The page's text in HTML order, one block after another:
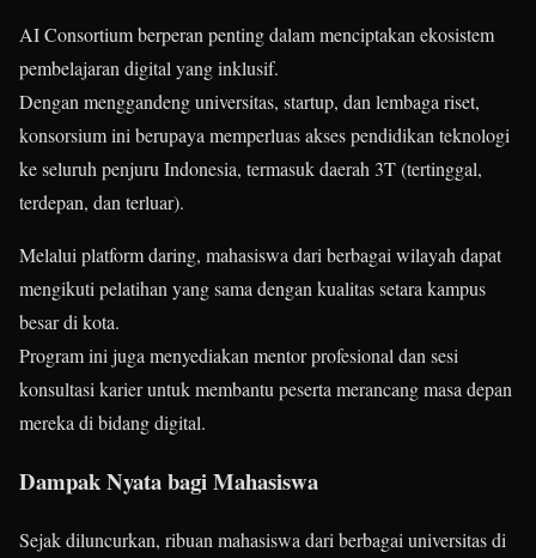
AI Consortium berperan penting dalam menciptakan ekosistem
pembelajaran digital yang inklusif.
Dengan menggandeng universitas, startup, dan lembaga riset,
konsorsium ini berupaya memperluas akses pendidikan teknologi
ke seluruh penjuru Indonesia, termasuk daerah 3T (tertinggal,
terdepan, dan terluar).
Melalui platform daring, mahasiswa dari berbagai wilayah dapat
mengikuti pelatihan yang sama dengan kualitas setara kampus
besar di kota.
Program ini juga menyediakan mentor profesional dan sesi
konsultasi karier untuk membantu peserta merancang masa depan
mereka di bidang digital.
Dampak Nyata bagi Mahasiswa
Sejak diluncurkan, ribuan mahasiswa dari berbagai universitas di